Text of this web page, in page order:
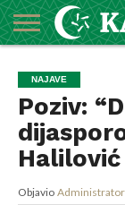
O
MEDŽLISU
DŽEMATI
IMAMI
MEKTEBSKI
CENTAR
VIJESTI
HUTBE
NAJAVE
KALENDAR
KONTAKT
NAJAVE
Poziv:
Objavio Administrator